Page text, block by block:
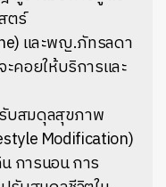
ตร์
และพญ.ภัทรลดา
คอยให้บริการและ
บสมดุลสุขภาพ
Modification)
การนอน การ